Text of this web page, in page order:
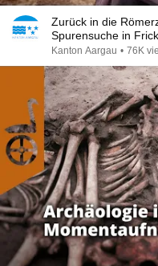
Zurück in die
Spurensuche in Frick
Kanton Aargau • 76K